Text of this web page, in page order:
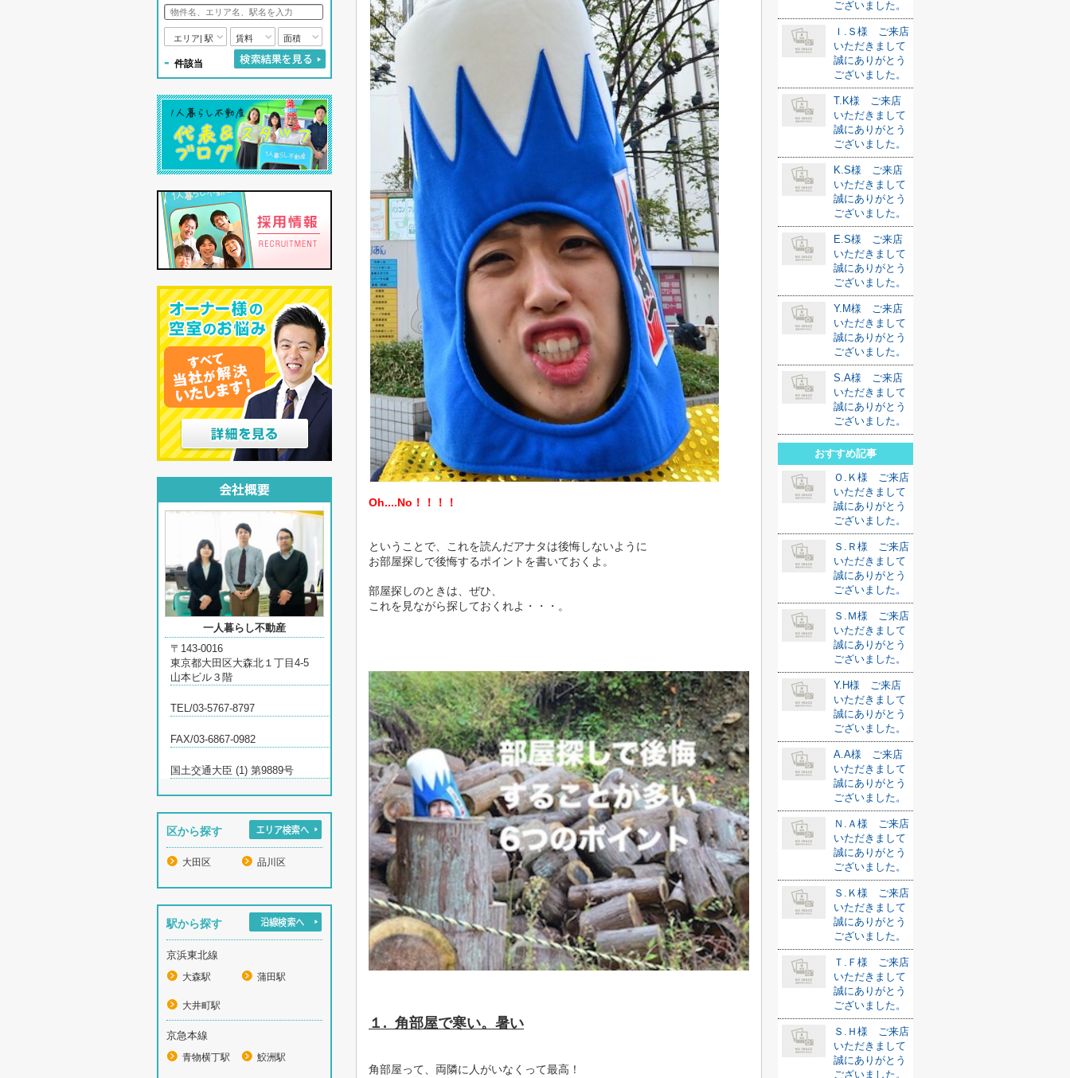
Oh....No！！！！
ということで、これを読んだアナタは後悔しないように
お部屋探しで後悔するポイントを書いておくよ。
部屋探しのときは、ぜひ、
これを見ながら探しておくれよ・・・。
１. 角部屋で寒い。暑い
角部屋って、両隣に人がいなくって最高！
ございました。
Ｉ.Ｓ様 ご来店
いただきまして
誠にありがとう
ございました。
T.K様 ご来店
いただきまして
誠にありがとう
ございました。
K.S様 ご来店
いただきまして
誠にありがとう
ございました。
E.S様 ご来店
いただきまして
誠にありがとう
ございました。
Y.M様 ご来店
いただきまして
誠にありがとう
ございました。
S.A様 ご来店
いただきまして
誠にありがとう
ございました。
おすすめ記事
Ｏ.Ｋ様 ご来店
いただきまして
誠にありがとう
ございました。
Ｓ.Ｒ様 ご来店
いただきまして
誠にありがとう
ございました。
Ｓ.Ｍ様 ご来店
いただきまして
誠にありがとう
ございました。
Y.H様 ご来店
いただきまして
誠にありがとう
ございました。
A.A様 ご来店
いただきまして
誠にありがとう
ございました。
Ｎ.Ａ様 ご来店
いただきまして
誠にありがとう
ございました。
Ｓ.Ｋ様 ご来店
いただきまして
誠にありがとう
ございました。
Ｔ.Ｆ様 ご来店
いただきまして
誠にありがとう
ございました。
Ｓ.Ｈ様 ご来店
いただきまして
誠にありがとう
ございました。
エリア| 駅 賃料 面積
- 件該当
一人暮らし不動産
〒143-0016
東京都大田区大森北１丁目4-5
山本ビル３階
TEL/03-5767-8797
FAX/03-6867-0982
国土交通大臣 (1) 第9889号
区から探す
大田区 品川区
駅から探す
京浜東北線
大森駅 蒲田駅
大井町駅
京急本線
青物横丁駅 鮫洲駅